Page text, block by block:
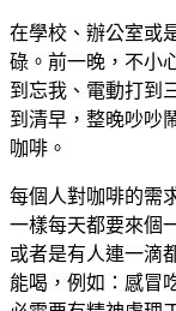
在學校、辦公室或
碌。前一晚，不小
到忘我、電動打到
到清早，整晚吵吵
咖啡。
每個人對咖啡的需
一樣每天都要來個
或者是有人連一滴
能喝，例如：感冒